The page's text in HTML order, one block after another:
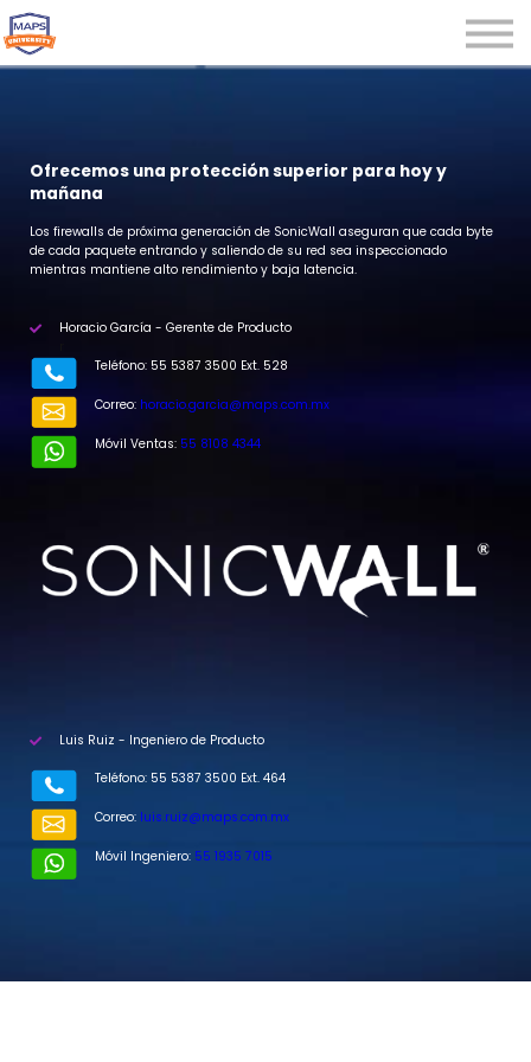
Seminarios
Iniciar sesión
Ofrecemos una protección superior para hoy y
mañana
Los firewalls de próxima generación de SonicWall aseguran que cada byte
de cada paquete entrando y saliendo de su red sea inspeccionado
mientras mantiene alto rendimiento y baja latencia.
Horacio García - Gerente de Producto
Teléfono: 55 5387 3500 Ext. 528
Correo: horacio.garcia@maps.com.mx
Móvil Ventas: 55 8108 4344
Luis Ruiz - Ingeniero de Producto
Teléfono: 55 5387 3500 Ext. 464
Correo: luis.ruiz@maps.com.mx
Móvil Ingeniero: 55 1935 7015